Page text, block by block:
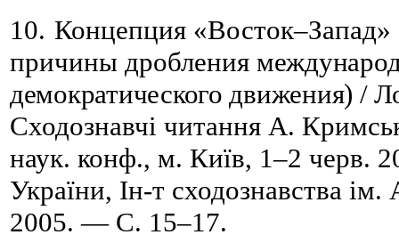
10. Концепция «Восток–
причины дробления
демократического движения) /
Сходознавчі читання А.
наук. конф., м. Київ, 1–2 черв.
України, Ін-т сходознавства ім.
2005. — С. 15–17.